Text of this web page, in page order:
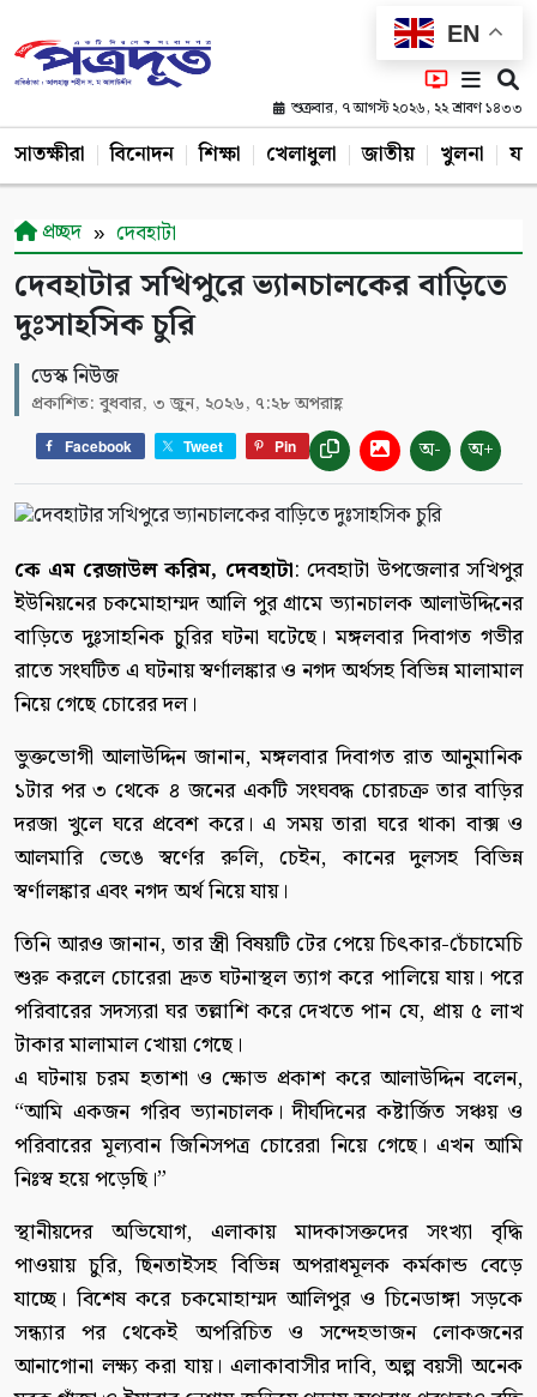
EN
শুক্রবার, ৭ আগস্ট ২০২৬, ২২ শ্রাবণ ১৪৩৩
সাতক্ষীরা বিনোদন শিক্ষা খেলাধুলা জাতীয় খুলনা
প্রচ্ছদ দেবহাটা
দেবহাটার সখিপুরে ভ্যানচালকের বাড়িতে
দুঃসাহসিক চুরি
ডেস্ক নিউজ
প্রকাশিত: বুধবার, ৩ জুন, ২০২৬, ৭:২৮ অপরাহ্ণ
Facebook Tweet Pin অ- অ+
কে এম রেজাউল করিম, দেবহাটা: দেবহাটা উপজেলার সখিপুর
ইউনিয়নের চকমোহাম্মদ আলি পুর গ্রামে ভ্যানচালক আলাউদ্দিনের
বাড়িতে দুঃসাহনিক চুরির ঘটনা ঘটেছে। মঙ্গলবার দিবাগত গভীর
রাতে সংঘটিত এ ঘটনায় স্বর্ণালঙ্কার ও নগদ অর্থসহ বিভিন্ন মালামাল
নিয়ে গেছে চোরের দল।
ভুক্তভোগী আলাউদ্দিন জানান, মঙ্গলবার দিবাগত রাত আনুমানিক
১টার পর ৩ থেকে ৪ জনের একটি সংঘবদ্ধ চোরচক্র তার বাড়ির
দরজা খুলে ঘরে প্রবেশ করে। এ সময় তারা ঘরে থাকা বাক্স ও
আলমারি ভেঙে স্বর্ণের রুলি, চেইন, কানের দুলসহ বিভিন্ন
স্বর্ণালঙ্কার এবং নগদ অর্থ নিয়ে যায়।
তিনি আরও জানান, তার স্ত্রী বিষয়টি টের পেয়ে চিৎকার-চেঁচামেচি
শুরু করলে চোরেরা দ্রুত ঘটনাস্থল ত্যাগ করে পালিয়ে যায়। পরে
পরিবারের সদস্যরা ঘর তল্লাশি করে দেখতে পান যে, প্রায় ৫ লাখ
টাকার মালামাল খোয়া গেছে।
এ ঘটনায় চরম হতাশা ও ক্ষোভ প্রকাশ করে আলাউদ্দিন বলেন,
“আমি একজন গরিব ভ্যানচালক। দীর্ঘদিনের কষ্টার্জিত সঞ্চয় ও
পরিবারের মূল্যবান জিনিসপত্র চোরেরা নিয়ে গেছে। এখন আমি
নিঃস্ব হয়ে পড়েছি।”
স্থানীয়দের অভিযোগ, এলাকায় মাদকাসক্তদের সংখ্যা বৃদ্ধি
পাওয়ায় চুরি, ছিনতাইসহ বিভিন্ন অপরাধমূলক কর্মকান্ড বেড়ে
যাচ্ছে। বিশেষ করে চকমোহাম্মদ আলিপুর ও চিনেডাঙ্গা সড়কে
সন্ধ্যার পর থেকেই অপরিচিত ও সন্দেহভাজন লোকজনের
আনাগোনা লক্ষ্য করা যায়। এলাকাবাসীর দাবি, অল্প বয়সী অনেক